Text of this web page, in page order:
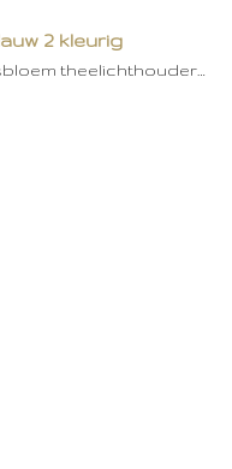
2 kleurig
theelichthouder…